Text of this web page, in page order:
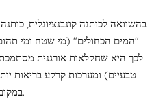
בהשוואה לכותנה קונבנציונלית,
לכך היא שחקלאות אורגנית
טבעיים) ומערכות קרקע בריאות
במקום השקיה אינטנסיבית של מי תהום.